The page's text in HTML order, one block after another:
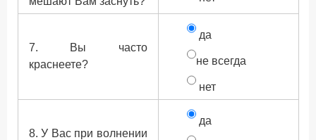
7. Вы часто
краснеете?
да
не всегда
нет
8. У Вас при волнении
да